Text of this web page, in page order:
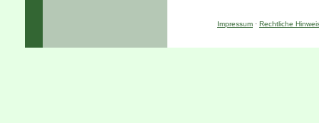
Impressum · Rechtliche